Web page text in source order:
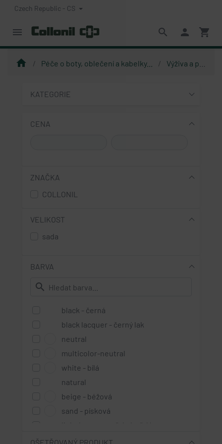
Czech Republic - CS
menu search person shopping_cart
home Péče o boty, oblečení a kabelky... Výživa a péče
KATEGORIE
CENA
ZNAČKA
COLLONIL
VELIKOST
sada
BARVA
search
black - černá
black lacquer - černý lak
neutral
multicolor-neutral
white - bílá
natural
beige - béžová
sand - písková
light brown - světle hnědá
medium brown - středně hnědá